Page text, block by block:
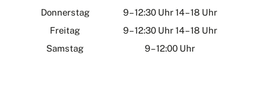
Donnerstag
9 – 12:30 Uhr 14 – 18 Uhr
Freitag
9 – 12:30 Uhr 14 – 18 Uhr
Samstag
9 – 12:00 Uhr